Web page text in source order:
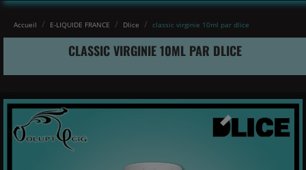
Accueil E-LIQUIDE FRANCE Dlice classic virginie 10ml par dlice
CLASSIC VIRGINIE 10ML PAR DLICE